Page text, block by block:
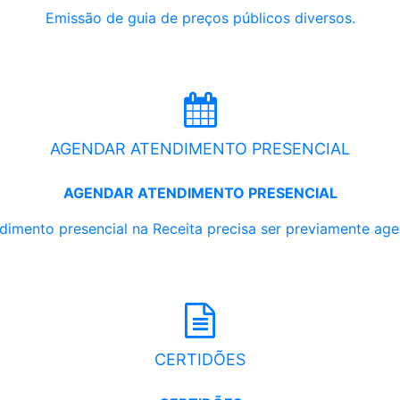
Emissão de guia de preços públicos diversos.
AGENDAR ATENDIMENTO PRESENCIAL
AGENDAR ATENDIMENTO PRESENCIAL
presencial na Receita precisa ser previamente
CERTIDÕES